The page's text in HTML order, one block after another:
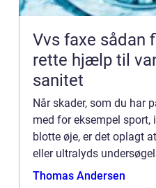
Vvs faxe sådan finder du den
rette hjælp til
sanitet
Når skader, som du har
med for eksempel sport,
blotte øje, er det oplagt
eller ultralyds
konst...
Thomas Andersen